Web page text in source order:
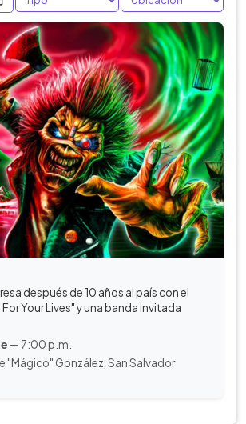
después de 10 años al país con el
Your Lives" y una banda invitada
— 7:00 p.m.
"Mágico" González, San Salvador